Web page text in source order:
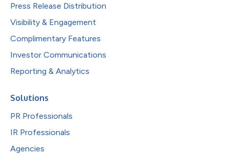
Press Release Distribution
Visibility & Engagement
Complimentary Features
Investor Communications
Reporting & Analytics
Solutions
PR Professionals
IR Professionals
Agencies